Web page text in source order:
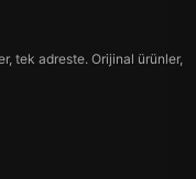
tek adreste. Orijinal ürünler,